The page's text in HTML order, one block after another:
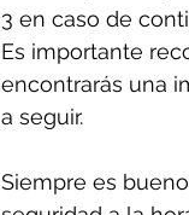
3 en caso de
Es importante
encontrarás una
a seguir.
Siempre es